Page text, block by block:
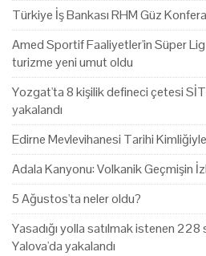
Türkiye İş Bankası RHM Güz
Amed Sportif Faaliyetler'in Süper Lig
turizme yeni umut oldu
Yozgat'ta 8 kişilik defineci çetesi SİT
yakalandı
Edirne Mevlevihanesi Tarihi
Adala Kanyonu: Volkanik Geçmişin
5 Ağustos'ta neler oldu?
Yasadığı yolla satılmak istenen
Yalova'da yakalandı